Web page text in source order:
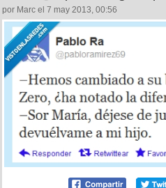
por Marc el 7 may 2013, 00:56